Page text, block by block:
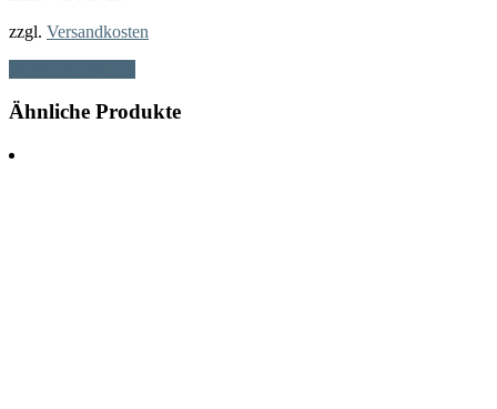
zzgl. Versandkosten
Ähnliche Produkte